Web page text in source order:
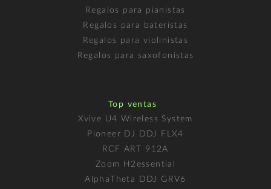
Regalos para pianistas
Regalos para bateristas
Regalos para violinistas
Regalos para saxofonistas
Top ventas
Xvive U4 Wireless System
Pioneer DJ DDJ FLX4
RCF ART 912A
Zoom H2essential
AlphaTheta DDJ GRV6